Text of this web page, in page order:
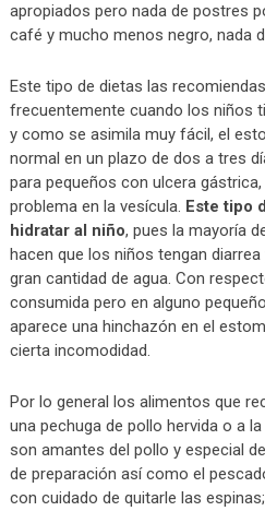
apropiados pero nada de postres
café y mucho menos negro, nada
Este tipo de dietas las
frecuentemente cuando los niños
y como se asimila muy fácil, el
normal en un plazo de dos a tres
para pequeños con ulcera
problema en la vesícula. Este tipo
hidratar al niño, pues la mayoría
hacen que los niños tengan
gran cantidad de agua. Con
consumida pero en alguno
aparece una hinchazón en el
cierta incomodidad.
Por lo general los alimentos que
una pechuga de pollo hervida o a
son amantes del pollo y especial
de preparación así como el
con cuidado de quitarle las